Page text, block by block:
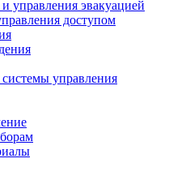
управления эвакуацией
доступом
управления